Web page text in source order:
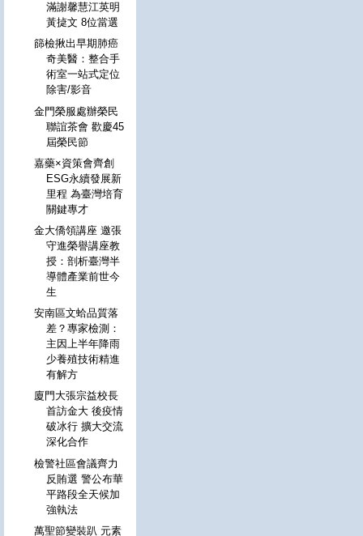
滿謝馨慧江英明
黃㨗文 8位當選
篩檢揪出早期肺癌
奇美醫：整合手
術室一站式定位
除害/影音
金門榮服處辦榮民
聯誼茶會 歡慶45
屆榮民節
嘉藥×資策會齊創
ESG永續發展新
里程 為臺灣培育
關鍵專才
金大僑領講座 邀張
守進榮譽講座教
授：剖析臺灣半
導體產業前世今
生
安南區文蛤品質落
差？專家檢測：
主因上半年降雨
少養殖技術精進
有解方
廈門大張宗益校長
首訪金大 後疫情
破冰行 擴大交流
深化合作
檢警社區會議齊力
反賄選 警公布華
平路段全天候加
強執法
萬聖節變裝趴 元素